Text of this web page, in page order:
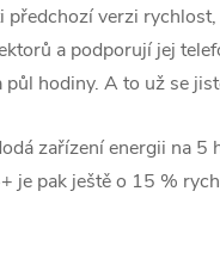
verzi
a podporují jej
hodiny. A to už se
zařízení energii na
je pak ještě o 15 %